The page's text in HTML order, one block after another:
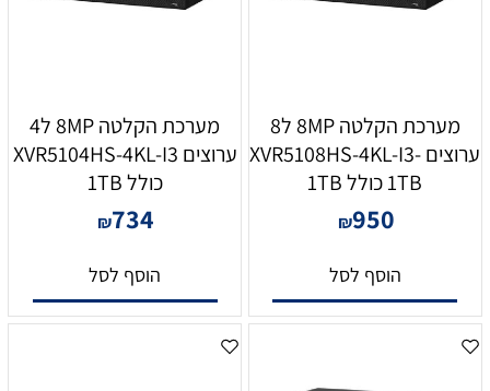
מערכת הקלטה 8MP ל8
ערוצים XVR5108HS-4KL-I3-
1TB כולל 1TB
₪950
הוסף לסל
מערכת הקלטה 8MP ל4
ערוצים XVR5104HS-4KL-I3
כולל 1TB
₪734
הוסף לסל